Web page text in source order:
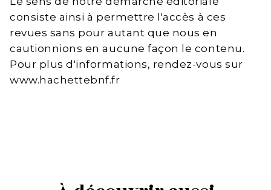
consiste ainsi à permettre l'accès à ces
revues sans pour autant que nous en
cautionnions en aucune façon le contenu.
Pour plus d'informations, rendez-vous sur
www.hachettebnf.fr